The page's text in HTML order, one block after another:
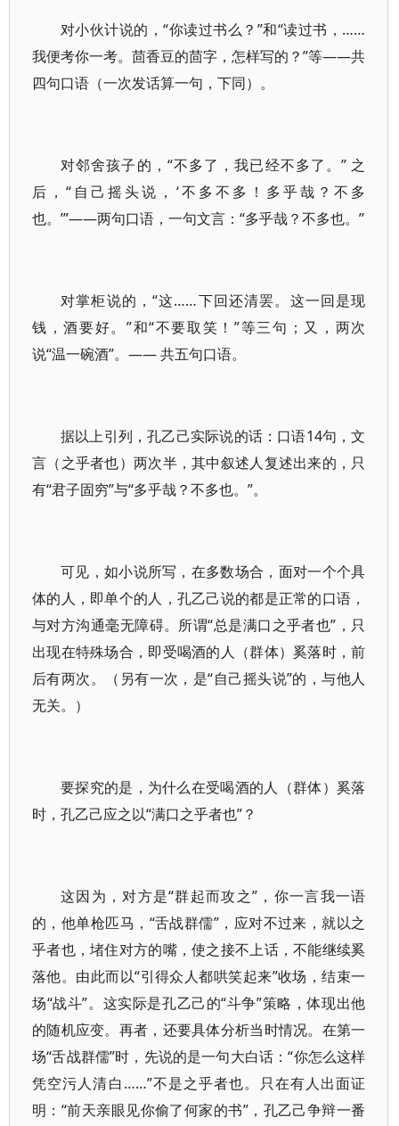
对小伙计说的，“你读过书么？”和“读过书，……
我便考你一考。茴香豆的茴字，怎样写的？”等——共
四句口语（一次发话算一句，下同）。
对邻舍孩子的，“不多了，我已经不多了。” 之
后，“自己摇头说，‘不多不多！多乎哉？不多
也。’”——两句口语，一句文言：“多乎哉？不多也。”
对掌柜说的，“这……下回还清罢。这一回是现
钱，酒要好。”和“不要取笑！”等三句；又，两次
说“温一碗酒”。—— 共五句口语。
据以上引列，孔乙己实际说的话：口语14句，文
言（之乎者也）两次半，其中叙述人复述出来的，只
有“君子固穷”与“多乎哉？不多也。”。
可见，如小说所写，在多数场合，面对一个个具
体的人，即单个的人，孔乙己说的都是正常的口语，
与对方沟通毫无障碍。所谓“总是满口之乎者也”，只
出现在特殊场合，即受喝酒的人（群体）奚落时，前
后有两次。（另有一次，是“自己摇头说”的，与他人
无关。）
要探究的是，为什么在受喝酒的人（群体）奚落
时，孔乙己应之以“满口之乎者也”？
这因为，对方是“群起而攻之”，你一言我一语
的，他单枪匹马，“舌战群儒”，应对不过来，就以之
乎者也，堵住对方的嘴，使之接不上话，不能继续奚
落他。由此而以“引得众人都哄笑起来”收场，结束一
场“战斗”。这实际是孔乙己的“斗争”策略，体现出他
的随机应变。再者，还要具体分析当时情况。在第一
场“舌战群儒”时，先说的是一句大白话：“你怎么这样
凭空污人清白……”不是之乎者也。只在有人出面证
明：“前天亲眼见你偷了何家的书”，孔乙己争辩一番